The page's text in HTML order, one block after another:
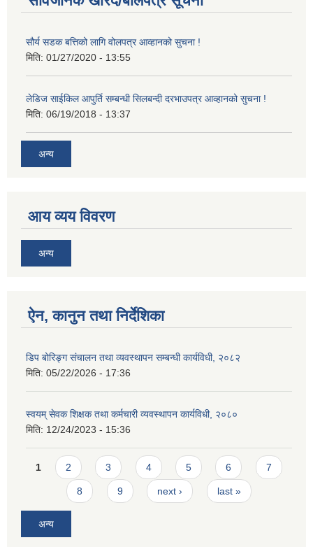
सौर्य सडक बत्तिको लागि वोलपत्र आव्हानको सुचना !
मिति: 01/27/2020 - 13:55
लेडिज साईकिल आपुर्ति सम्बन्धी सिलबन्दी दरभाउपत्र आव्हानको सुचना !
मिति: 06/19/2018 - 13:37
अन्य
आय व्यय विवरण
अन्य
ऐन, कानुन तथा निर्देशिका
डिप बोरिङ्ग संचालन तथा व्यवस्थापन सम्बन्धी कार्यविधी, २०८२
मिति: 05/22/2026 - 17:36
स्वयम् सेवक शिक्षक तथा कर्मचारी व्यवस्थापन कार्यविधी, २०८०
मिति: 12/24/2023 - 15:36
Pages
1 2 3 4 5 6 7
8 9 next › last »
अन्य